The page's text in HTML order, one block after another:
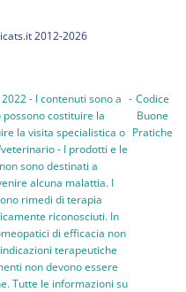
2012-2026
- I contenuti sono a
costituire la
la visita specialistica o
- I prodotti e le
sono destinati a
alcuna malattia. I
rimedi di terapia
riconosciuti. In
di efficacia non
terapeutiche
non devono essere
Tutte le informazioni su
- Codice
Buone
Pratiche